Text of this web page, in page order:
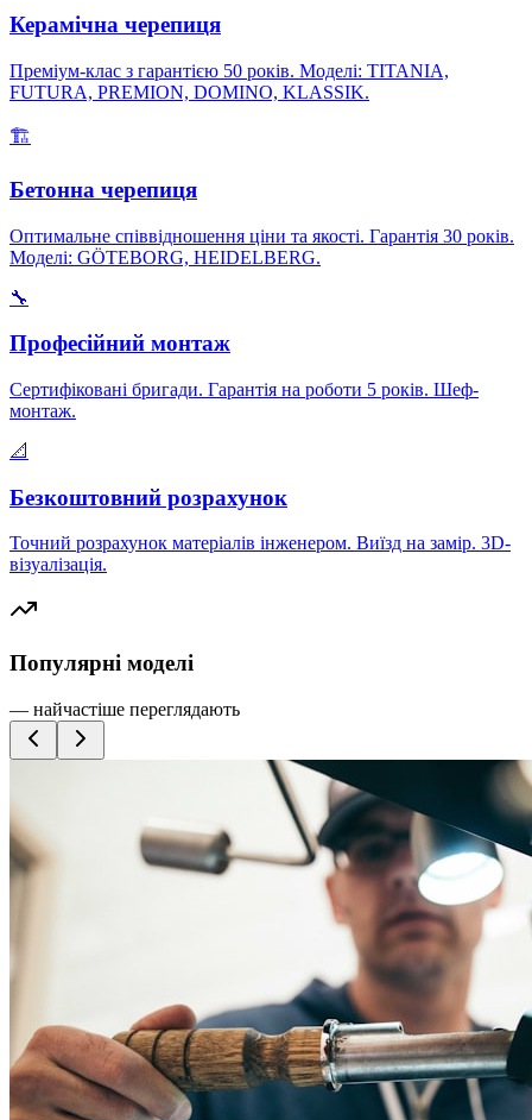
Керамічна черепиця
Преміум-клас з гарантією 50 років. Моделі: TITANIA,
FUTURA, PREMION, DOMINO, KLASSIK.
🏗️
Бетонна черепиця
Оптимальне співвідношення ціни та якості. Гарантія 30 років.
Моделі: GÖTEBORG, HEIDELBERG.
🔧
Професійний монтаж
Сертифіковані бригади. Гарантія на роботи 5 років. Шеф-
монтаж.
📐
Безкоштовний розрахунок
Точний розрахунок матеріалів інженером. Виїзд на замір. 3D-
візуалізація.
Популярні моделі
— найчастіше переглядають